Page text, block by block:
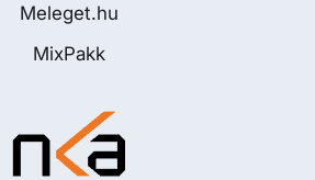
Meleget.hu
MixPakk